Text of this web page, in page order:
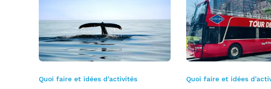
Quoi faire et idées d'activités Quoi faire et idées